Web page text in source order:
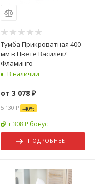
Тумба Прикроватная 400
мм в Цвете Василек/
Фламинго
В наличии
от 3 078 ₽
5 130 ₽ -40%
+ 308 ₽ бонус
ПОДРОБНЕЕ